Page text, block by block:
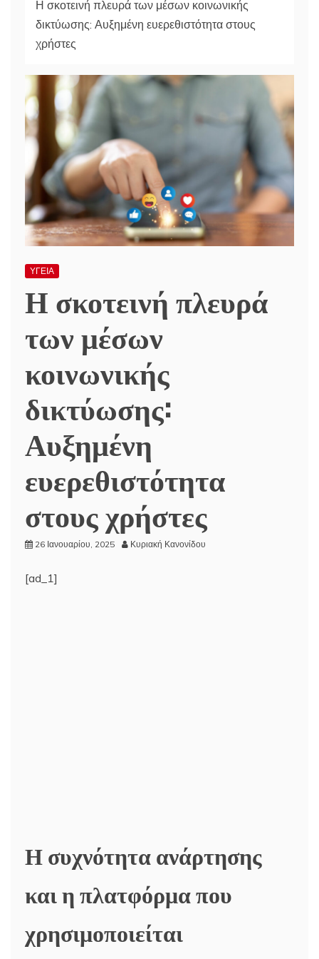
Η σκοτεινή πλευρά των μέσων κοινωνικής
δικτύωσης: Αυξημένη ευερεθιστότητα στους
χρήστες
ΥΓΕΙΑ
Η σκοτεινή πλευρά
των μέσων
κοινωνικής
δικτύωσης:
Αυξημένη
ευερεθιστότητα
στους χρήστες
26 Ιανουαρίου, 2025 Κυριακή Κανονίδου
[ad_1]
Η συχνότητα ανάρτησης
και η πλατφόρμα που
χρησιμοποιείται